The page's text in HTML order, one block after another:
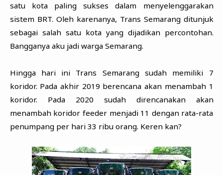
satu kota paling sukses dalam menyelenggarakan
sistem BRT. Oleh karenanya, Trans Semarang ditunjuk
sebagai salah satu kota yang dijadikan percontohan.
Bangganya aku jadi warga Semarang.
Hingga hari ini Trans Semarang sudah memiliki 7
koridor. Pada akhir 2019 berencana akan menambah 1
koridor. Pada 2020 sudah direncanakan akan
menambah koridor feeder menjadi 11 dengan rata-rata
penumpang per hari 33 ribu orang. Keren kan?